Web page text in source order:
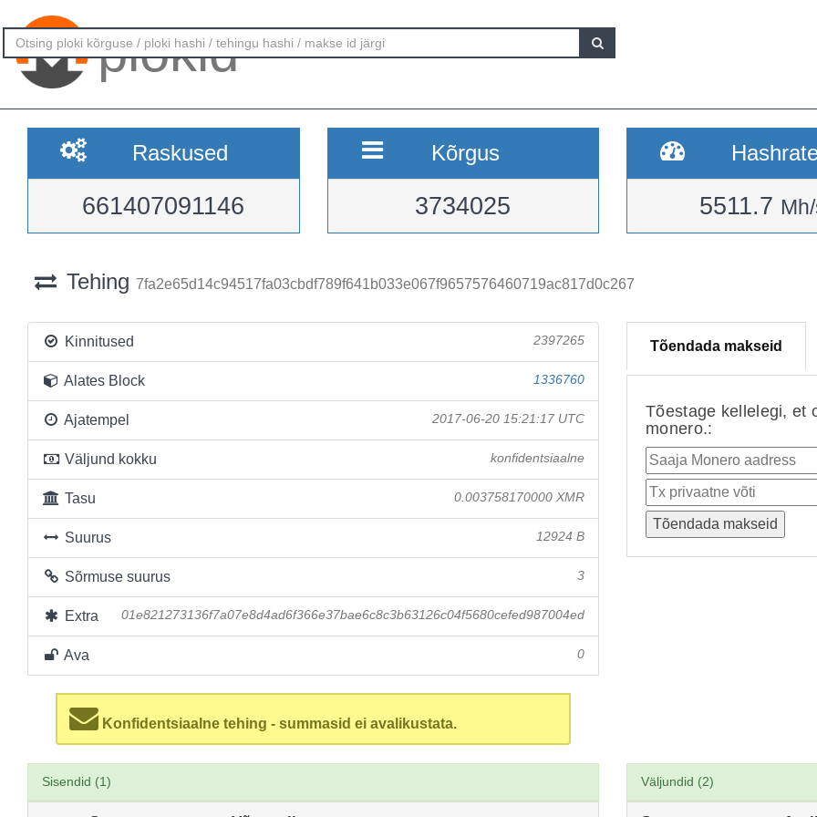
plokid
Raskused
661407091146
Kõrgus
3734025 5511.7
Tehing 7fa2e65d14c94517fa03cbdf789f641b033e067f9657576460719ac817d0c267
Kinnitused 2397265
Alates Block 1336760
Ajatempel 2017-06-20 15:21:17 UTC
Väljund kokku konfidentsiaalne
Tasu 0.003758170000 XMR
Suurus 12924 B
Sõrmuse suurus 3
Extra 01e821273136f7a07e8d4ad6f366e37bae6c8c3b63126c04f5680cefed987004ed
Ava 0
Konfidentsiaalne tehing - summasid ei avalikustata.
Tõendada makseid
Tõestage kellelegi, et
monero.:
Sisendid (1) Väljundid (2)